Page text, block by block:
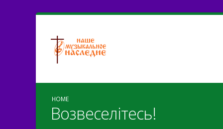
HOME
Возвеселітесь!